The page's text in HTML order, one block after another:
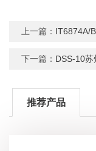
上一篇： IT6874A/
下一篇： DSS-10
推荐产品